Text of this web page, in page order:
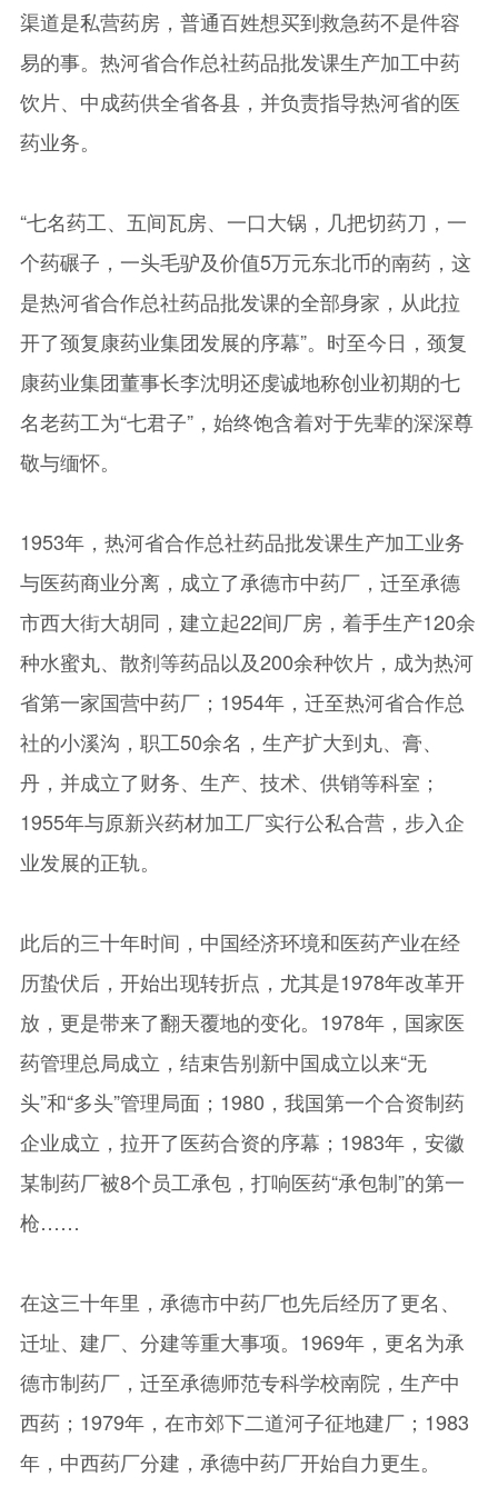
渠道是私营药房，普通百姓想买到救急药不是件容
易的事。热河省合作总社药品批发课生产加工中药
饮片、中成药供全省各县，并负责指导热河省的医
药业务。
“七名药工、五间瓦房、一口大锅，几把切药刀，一
个药碾子，一头毛驴及价值5万元东北币的南药，这
是热河省合作总社药品批发课的全部身家，从此拉
开了颈复康药业集团发展的序幕”。时至今日，颈复
康药业集团董事长李沈明还虔诚地称创业初期的七
名老药工为“七君子”，始终饱含着对于先辈的深深尊
敬与缅怀。
1953年，热河省合作总社药品批发课生产加工业务
与医药商业分离，成立了承德市中药厂，迁至承德
市西大街大胡同，建立起22间厂房，着手生产120余
种水蜜丸、散剂等药品以及200余种饮片，成为热河
省第一家国营中药厂；1954年，迁至热河省合作总
社的小溪沟，职工50余名，生产扩大到丸、膏、
丹，并成立了财务、生产、技术、供销等科室；
1955年与原新兴药材加工厂实行公私合营，步入企
业发展的正轨。
此后的三十年时间，中国经济环境和医药产业在经
历蛰伏后，开始出现转折点，尤其是1978年改革开
放，更是带来了翻天覆地的变化。1978年，国家医
药管理总局成立，结束告别新中国成立以来“无
头”和“多头”管理局面；1980，我国第一个合资制药
企业成立，拉开了医药合资的序幕；1983年，安徽
某制药厂被8个员工承包，打响医药“承包制”的第一
枪……
在这三十年里，承德市中药厂也先后经历了更名、
迁址、建厂、分建等重大事项。1969年，更名为承
德市制药厂，迁至承德师范专科学校南院，生产中
西药；1979年，在市郊下二道河子征地建厂；1983
年，中西药厂分建，承德中药厂开始自力更生。